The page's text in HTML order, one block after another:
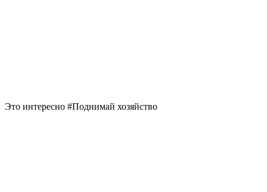
Это интересно #Поднимай хозяйство